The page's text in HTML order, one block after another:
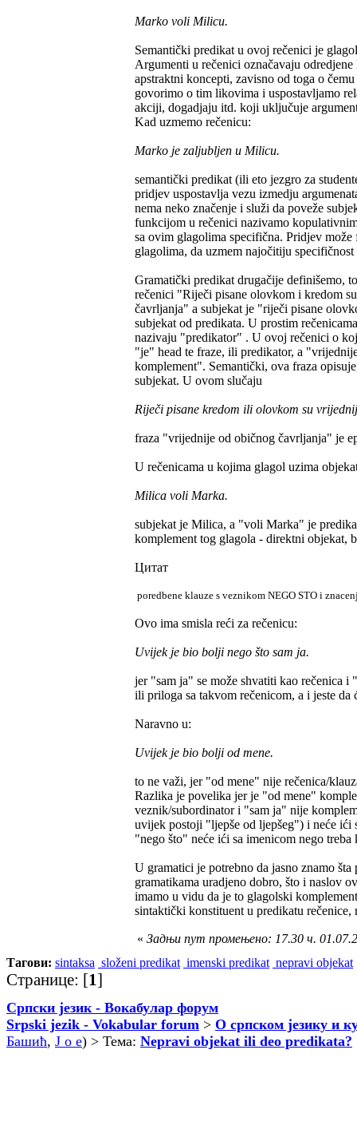
Marko voli Milicu.
Semantički predikat u ovoj rečenici je
Argumenti u rečenici označavaju
apstraktni koncepti, zavisno od toga o
govorimo o tim likovima i uspostavljamo
akciji, dogadjaju itd. koji uključuje
Kad uzmemo rečenicu:
Marko je zaljubljen u Milicu.
semantički predikat (ili eto jezgro za
pridjev uspostavlja vezu izmedju
nema neko značenje i služi da poveže
funkcijom u rečenici nazivamo
sa ovim glagolima specifična. Pridjev
glagolima, da uzmem najočitiju
Gramatički predikat drugačije definišemo,
rečenici "Riječi pisane olovkom i kredom
čavrljanja" a subjekat je "riječi pisane
subjekat od predikata. U prostim
nazivaju "predikator" . U ovoj rečenici o
"je" head te fraze, ili predikator, a
komplement". Semantički, ova fraza
subjekat. U ovom slučaju
Riječi pisane kredom ili olovkom su
fraza "vrijednije od običnog čavrljanja" je
U rečenicama u kojima glagol uzima
Milica voli Marka.
subjekat je Milica, a "voli Marka" je
komplement tog glagola - direktni objekat,
Цитат
poredbene klauze s veznikom NEGO STO i
Ovo ima smisla reći za rečenicu:
Uvijek je bio bolji nego što sam ja.
jer "sam ja" se može shvatiti kao rečenica
ili priloga sa takvom rečenicom, a i jeste
Naravno u:
Uvijek je bio bolji od mene.
to ne važi, jer "od mene" nije rečenica/
Razlika je povelika jer je "od mene"
veznik/subordinator i "sam ja" nije
uvijek postoji "ljepše od ljepšeg") i neće ići
"nego što" neće ići sa imenicom nego
U gramatici je potrebno da jasno znamo
gramatikama uradjeno dobro, što i naslov
imamo u vidu da je to glagolski
sintaktički konstituent u predikatu rečenice,
« Задњи пут промењено: 17.30 ч.
Тагови: sintaksa složeni predikat imenski predikat nepravi objekat
Странице: [1]
Српски језик - Вокабулар форум
Srpski jezik - Vokabular forum > О српском језику и
Башић, J o e) > Тема: Nepravi objekat ili deo predikata?